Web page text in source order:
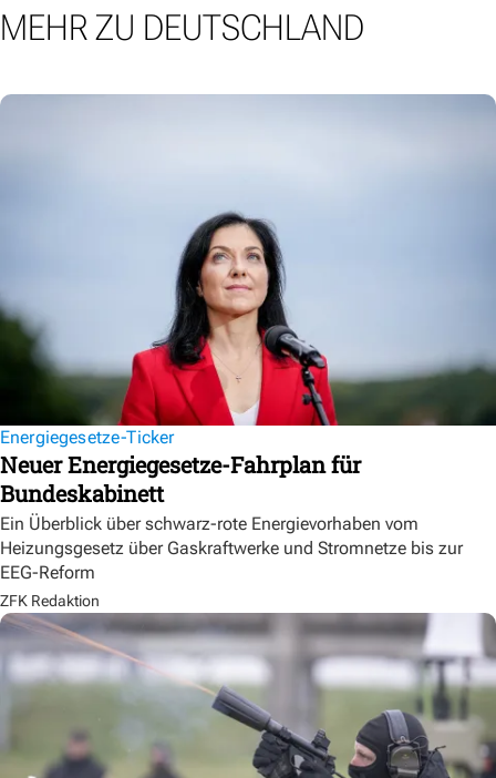
MEHR ZU DEUTSCHLAND
Energiegesetze-Ticker
Neuer Energiegesetze-Fahrplan für
Bundeskabinett
Ein Überblick über schwarz-rote Energievorhaben vom
Heizungsgesetz über Gaskraftwerke und Stromnetze bis zur
EEG-Reform
ZFK Redaktion